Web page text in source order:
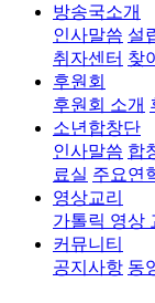
방송국소개
인사말씀 설
취자센터 찾
후원회
후원회 소개
소년합창단
인사말씀 합
료실 주요연
영상교리
가톨릭 영상
커뮤니티
공지사항 동